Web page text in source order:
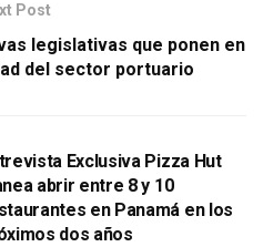
Post
legislativas que ponen en
del sector portuario
Exclusiva Pizza Hut
abrir entre 8 y 10
en Panamá en los
dos años